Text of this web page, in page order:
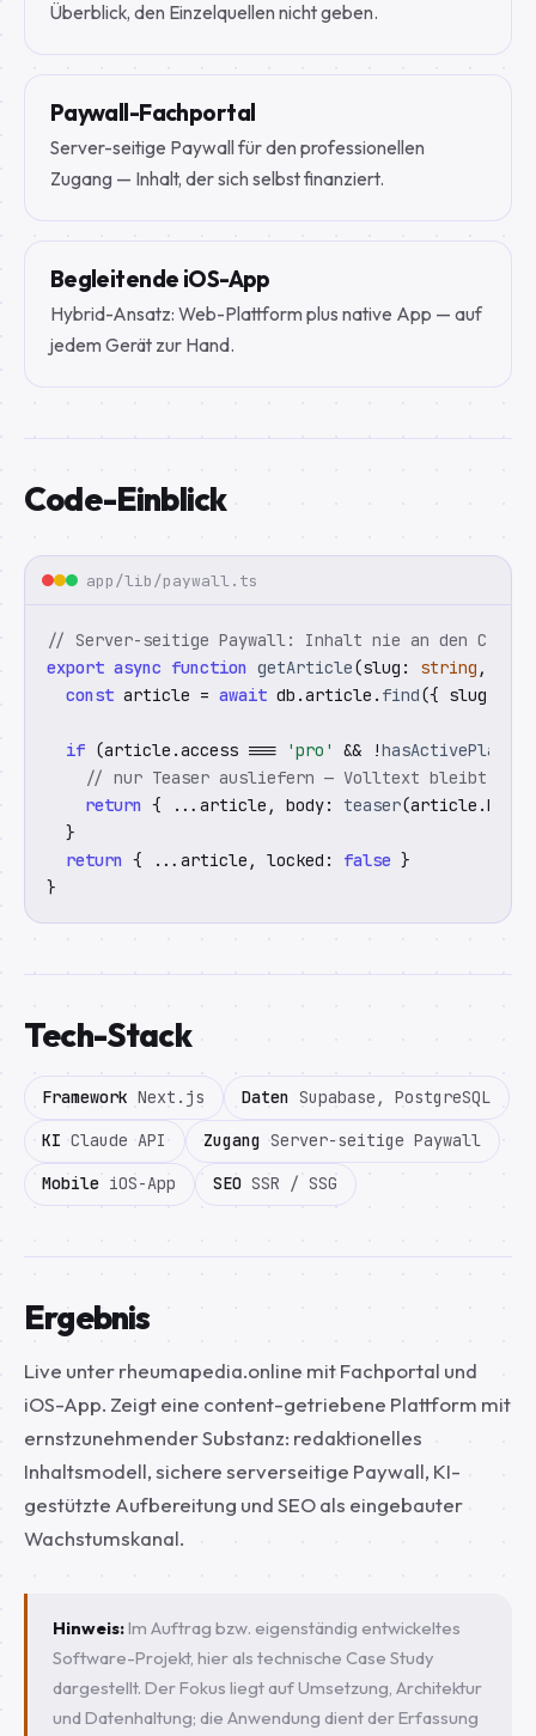
Überblick, den Einzelquellen nicht geben.
Paywall-Fachportal
Server-seitige Paywall für den professionellen
Zugang — Inhalt, der sich selbst finanziert.
Begleitende iOS-App
Hybrid-Ansatz: Web-Plattform plus native App — auf
jedem Gerät zur Hand.
Code-Einblick
app/lib/paywall.ts
// Server-seitige Paywall: Inhalt nie an den Client
export async function getArticle(slug: string ,
const article = await db.article. find({ slug })
if (article.access === 'pro' && !hasActivePlan
// nur Teaser ausliefern — Volltext bleibt auf
return { ...article, body: teaser
  }
return { ...article, locked: false }
}
Tech-Stack
Framework Next.js Daten Supabase, PostgreSQL
KI Claude API Zugang Server-seitige Paywall
Mobile iOS-App SEO SSR / SSG
Ergebnis
Live unter rheumapedia.online mit Fachportal und
iOS-App. Zeigt eine content-getriebene Plattform mit
ernstzunehmender Substanz: redaktionelles
Inhaltsmodell, sichere serverseitige Paywall, KI-
gestützte Aufbereitung und SEO als eingebauter
Wachstumskanal.
Hinweis:Im Auftrag bzw. eigenständig entwickeltes
Software-Projekt, hier als technische Case Study
dargestellt. Der Fokus liegt auf Umsetzung, Architektur
und Datenhaltung; die Anwendung dient der Erfassung